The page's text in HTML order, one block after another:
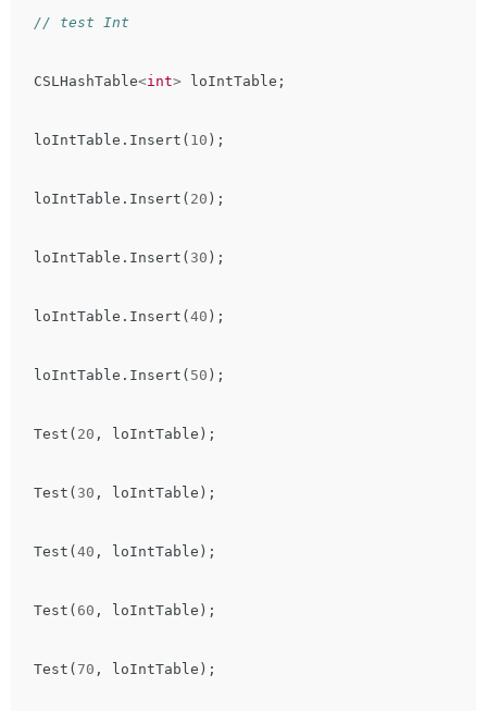
// test Int
CSLHashTable<int> loIntTable ;
loIntTable . Insert ( 10 );
loIntTable . Insert ( 20 );
loIntTable . Insert ( 30 );
loIntTable . Insert ( 40 );
loIntTable . Insert ( 50 );
Test ( 20 , loIntTable );
Test ( 30 , loIntTable );
Test ( 40 , loIntTable );
Test ( 60 , loIntTable );
Test ( 70 , loIntTable );